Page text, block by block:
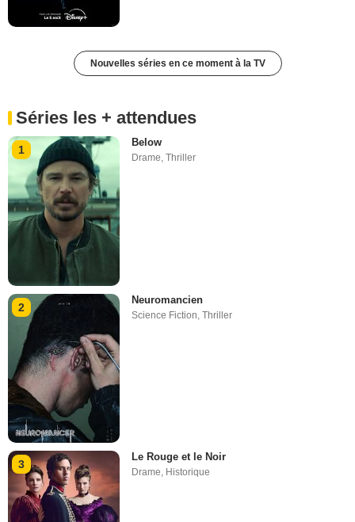
Nouvelles séries en ce moment à la TV
Séries les + attendues
1
Below
Drame,Thriller
2
Neuromancien
Science Fiction ,Thriller
3
Le Rouge et le Noir
Drame, Historique